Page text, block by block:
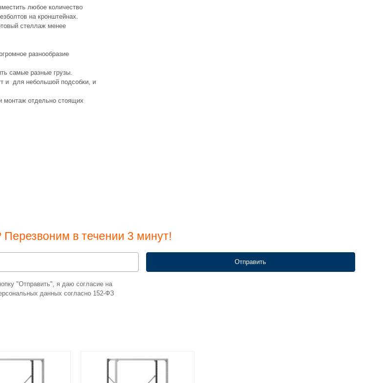
любое количество
на кронштейнах.
стеллаж менее
разнообразие
самые разные грузы.
и для небольшой подсобки, и
монтаж отдельно стоящих
в течении 3 минут!
"Отправить", я даю согласие на
данных согласно 152-ФЗ